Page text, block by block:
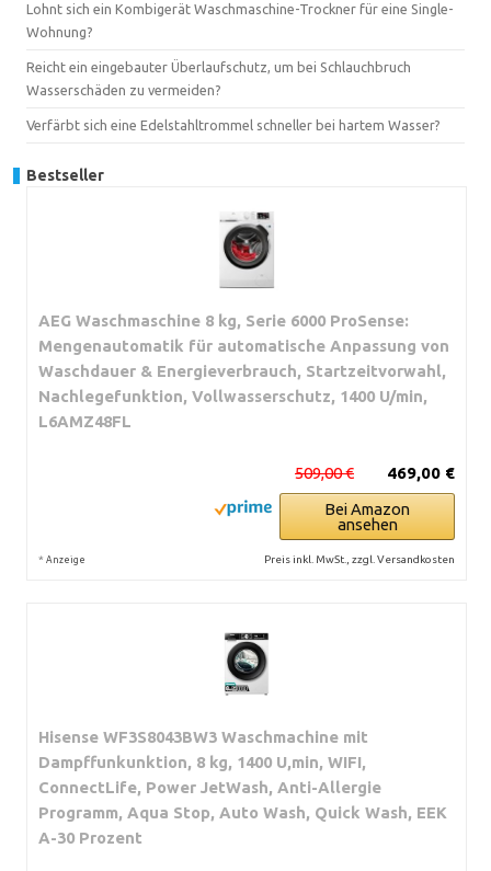
Lohnt sich ein Kombigerät Waschmaschine-Trockner für eine Single-
Wohnung?
Reicht ein eingebauter Überlaufschutz, um bei Schlauchbruch
Wasserschäden zu vermeiden?
Verfärbt sich eine Edelstahltrommel schneller bei hartem Wasser?
Bestseller
AEG Waschmaschine 8 kg, Serie 6000 ProSense:
Mengenautomatik für automatische Anpassung von
Waschdauer & Energieverbrauch, Startzeitvorwahl,
Nachlegefunktion, Vollwasserschutz, 1400 U/min,
L6AMZ48FL
469,00 €
509,00 €
Bei Amazon
ansehen
* Anzeige Preis inkl. MwSt., zzgl. Versandkosten
Hisense WF3S8043BW3 Waschmachine mit
Dampffunkunktion, 8 kg, 1400 U,min, WIFI,
ConnectLife, Power JetWash, Anti-Allergie
Programm, Aqua Stop, Auto Wash, Quick Wash, EEK
A-30 Prozent